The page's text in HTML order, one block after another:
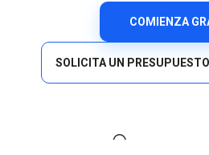
COMIENZA
SOLICITA UN